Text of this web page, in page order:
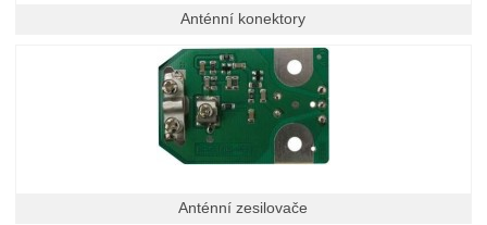
Anténní konektory
Anténní zesilovače